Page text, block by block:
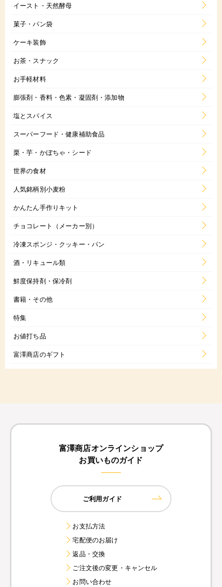
イースト・天然酵母
菓子・パン袋
ケーキ装飾
お茶・スナック
お手軽材料
膨張剤・香料・色素・凝固剤・添加物
塩とスパイス
スーパーフード・健康補助食品
栗・芋・かぼちゃ・シード
世界の食材
人気銘柄別小麦粉
かんたん手作りキット
チョコレート（メーカー別）
冷凍スポンジ・クッキー・パン
酒・リキュール類
鮮度保持剤・保冷剤
書籍・その他
特集
お値打ち品
富澤商店のギフト
富澤商店オンラインショップ
お買いものガイド
ご利用ガイド
お支払方法
宅配便のお届け
返品・交換
ご注文後の変更・キャンセル
お問い合わせ